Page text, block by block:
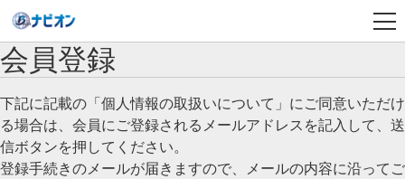
会員登録
下記に記載の「個人情報の取扱いについて」にご同意いただけ
る場合は、会員にご登録されるメールアドレスを記入して、送
信ボタンを押してください。
登録手続きのメールが届きますので、メールの内容に沿ってご